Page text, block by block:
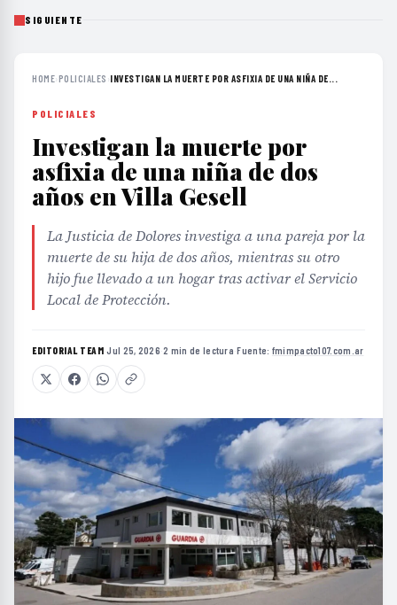
SIGUIENTE
HOME›POLICIALES ›INVESTIGAN LA MUERTE POR ASFIXIA DE UNA NIÑA DE...
POLICIALES
Investigan la muerte por
asfixia de una niña de dos
años en Villa Gesell
La Justicia de Dolores investiga a una pareja por la
muerte de su hija de dos años, mientras su otro
hijo fue llevado a un hogar tras activar el Servicio
Local de Protección.
EDITORIAL TEAM·Jul 25, 2026·2 min de lectura·Fuente: fmimpacto107.com.ar